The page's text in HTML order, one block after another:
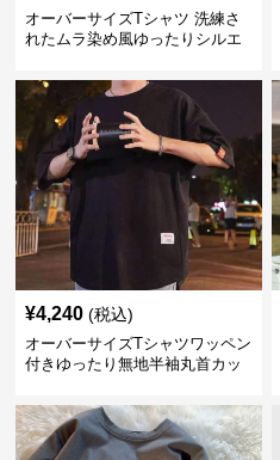
オーバーサイズTシャツ 洗練さ
れたムラ染め風ゆったりシルエ
¥4,240 (税込)
オーバーサイズTシャツワッペン
付きゆったり無地半袖丸首カッ